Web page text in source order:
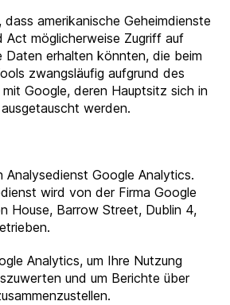
amerikanische Geheimdienste
Act möglicherweise Zugriff auf
Daten erhalten könnten, die beim
zwangsläufig aufgrund des
Google, deren Hauptsitz sich in
werden.
Analysedienst Google Analytics.
wird von der Firma Google
House, Barrow Street, Dublin 4,
Analytics, um Ihre Nutzung
und um Berichte über